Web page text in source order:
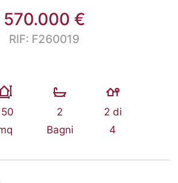
570.000 €
RIF: F260019
2
Bagni
2 di
4